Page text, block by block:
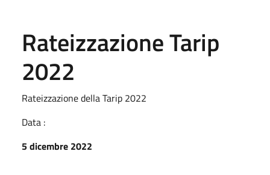
Rateizzazione Tarip
2022
Rateizzazione della Tarip 2022
Data :
5 dicembre 2022